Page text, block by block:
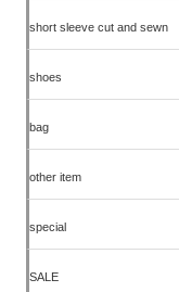
short sleeve cut and sewn
shoes
bag
other item
special
SALE